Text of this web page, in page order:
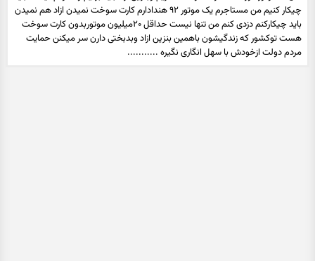
چیکار کنیم من مستاجرم یک موتور ۹۲ هندادارم کارت سوخت نمیدن ازاد هم نمیدن
باید چیکارکنم دزدی کنم من تنها نیست حداقل ۲۰میلیون موتوربدون کارت سوخت
هست توکشور که زندگیشون باهمین بنزین ازاد وبدبختی دارن سر میکنن حمایت
مردم دولت ازخودش با سهل انگاری نگیره ...........